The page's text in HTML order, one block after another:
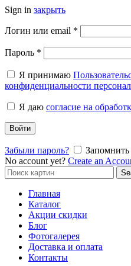
Sign in закрыть
Логин или email *
Пароль *
Я принимаю
конфиденциальности
Я даю согласие на
Войти
Забыли пароль?
No account yet? Create an
Search
for:
Главная
Каталог
Акции скидки
Блог
Фотогалерея
Доставка и оплата
Контакты